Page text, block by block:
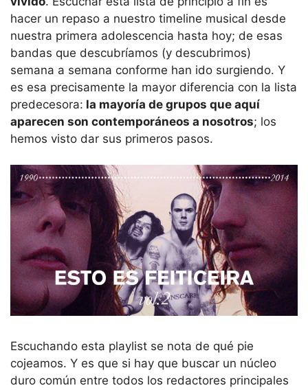
hacer un repaso a nuestro timeline musical desde
nuestra primera adolescencia hasta hoy; de esas
bandas que descubríamos (y descubrimos)
semana a semana conforme han ido surgiendo. Y
es esa precisamente la mayor diferencia con la lista
predecesora: la mayoría de grupos que aquí
aparecen son contemporáneos a nosotros; los
hemos visto dar sus primeros pasos.
Escuchando esta playlist se nota de qué pie
cojeamos. Y es que si hay que buscar un núcleo
duro común entre todos los redactores principales